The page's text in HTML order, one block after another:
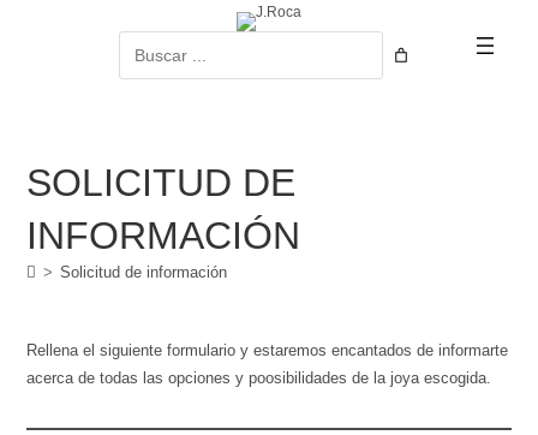
SOLICITUD DE
INFORMACIÓN
> Solicitud de información
Rellena el siguiente formulario y estaremos encantados de informarte
acerca de todas las opciones y poosibilidades de la joya escogida.